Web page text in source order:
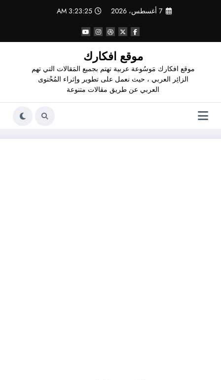
7 أغسطس، 2026 3:23:25 AM
موقع افكارك
موقع افكارك مَوسُوعة عربية تهتم بجميع المَقالات التي تهم
الزائِر العربي ، حيث نعمل على تطوير وإثراء المُحْتوى
العربي عن طريق مقالات متنوعة